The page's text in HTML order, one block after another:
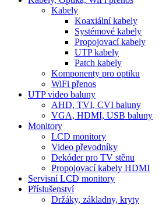
Kabely
Koaxiální kabely
Systémové kabely
Propojovací kabely
UTP kabely
Patch kabely
Komponenty pro optiku
WiFi přenos
UTP video baluny
AHD, TVI, CVI baluny
VGA, HDMI, USB baluny
Monitory
LCD monitory
Video převodníky
Dekóder pro TV stěnu
Propojovací kabely HDMI
Servisní LCD monitory
Příslušenství
Držáky, základny, kryty